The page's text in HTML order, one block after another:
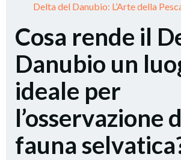
Delta del Danubio: L’Arte della
Cosa rende il
Danubio un
ideale per
l’osservazione
fauna